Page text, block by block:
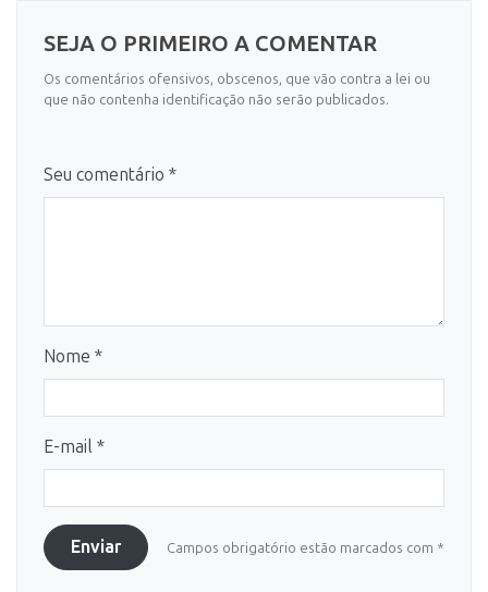
SEJA O PRIMEIRO A COMENTAR
Os comentários ofensivos, obscenos, que vão contra a lei ou
que não contenha identificação não serão publicados.
Seu comentário *
Nome *
E-mail *
Enviar Campos obrigatório estão marcados com *